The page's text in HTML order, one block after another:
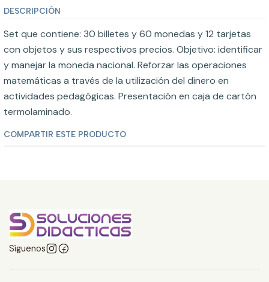
DESCRIPCIÓN
Set que contiene: 30 billetes y 60 monedas y 12 tarjetas
con objetos y sus respectivos precios. Objetivo: identificar
y manejar la moneda nacional. Reforzar las operaciones
matemáticas a través de la utilización del dinero en
actividades pedagógicas. Presentación en caja de cartón
termolaminado.
COMPARTIR ESTE PRODUCTO
Síguenos